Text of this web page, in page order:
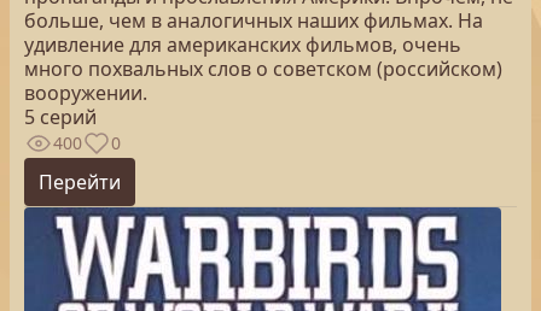
больше, чем в аналогичных наших фильмах. На
удивление для американских фильмов, очень
много похвальных слов о советском (российском)
вооружении.
5 серий
400 0
Перейти